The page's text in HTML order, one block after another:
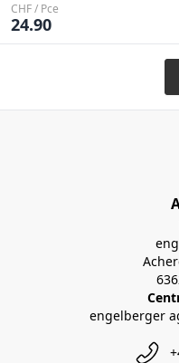
CHF / Pce
24.90
engelberger